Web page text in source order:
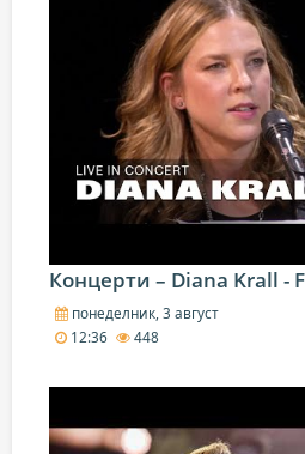
Концерти – Diana Krall -
понеделник, 3 август
12:36
448